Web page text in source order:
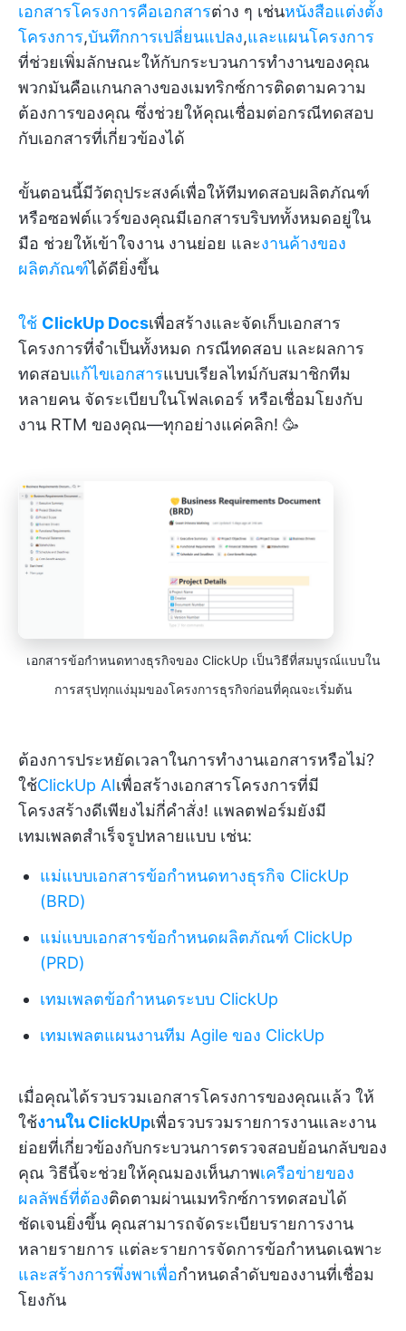
เอกสารโครงการคือเอกสารต่าง ๆ เช่นหนังสือแต่งตั้ง
โครงการ,บันทึกการเปลี่ยนแปลง,และแผนโครงการ
ที่ช่วยเพิ่มลักษณะให้กับกระบวนการทำงานของคุณ
พวกมันคือแกนกลางของเมทริกซ์การติดตามความ
ต้องการของคุณ ซึ่งช่วยให้คุณเชื่อมต่อกรณีทดสอบ
กับเอกสารที่เกี่ยวข้องได้
ขั้นตอนนี้มีวัตถุประสงค์เพื่อให้ทีมทดสอบผลิตภัณฑ์
หรือซอฟต์แวร์ของคุณมีเอกสารบริบททั้งหมดอยู่ใน
มือ ช่วยให้เข้าใจงาน งานย่อย และงานค้างของ
ผลิตภัณฑ์ได้ดียิ่งขึ้น
ใช้ ClickUp Docsเพื่อสร้างและจัดเก็บเอกสาร
โครงการที่จำเป็นทั้งหมด กรณีทดสอบ และผลการ
ทดสอบแก้ไขเอกสารแบบเรียลไทม์กับสมาชิกทีม
หลายคน จัดระเบียบในโฟลเดอร์ หรือเชื่อมโยงกับ
งาน RTM ของคุณ—ทุกอย่างแค่คลิก! 🥳
เอกสารข้อกำหนดทางธุรกิจของ ClickUp เป็นวิธีที่สมบูรณ์แบบใน
การสรุปทุกแง่มุมของโครงการธุรกิจก่อนที่คุณจะเริ่มต้น
ต้องการประหยัดเวลาในการทำงานเอกสารหรือไม่?
ใช้ClickUp AIเพื่อสร้างเอกสารโครงการที่มี
โครงสร้างดีเพียงไม่กี่คำสั่ง! แพลตฟอร์มยังมี
เทมเพลตสำเร็จรูปหลายแบบ เช่น:
แม่แบบเอกสารข้อกำหนดทางธุรกิจ ClickUp
(BRD)
แม่แบบเอกสารข้อกำหนดผลิตภัณฑ์ ClickUp
(PRD)
เทมเพลตข้อกำหนดระบบ ClickUp
เทมเพลตแผนงานทีม Agile ของ ClickUp
เมื่อคุณได้รวบรวมเอกสารโครงการของคุณแล้ว ให้
ใช้งานใน ClickUpเพื่อรวบรวมรายการงานและงาน
ย่อยที่เกี่ยวข้องกับกระบวนการตรวจสอบย้อนกลับของ
คุณ วิธีนี้จะช่วยให้คุณมองเห็นภาพเครือข่ายของ
ผลลัพธ์ที่ต้องติดตามผ่านเมทริกซ์การทดสอบได้
ชัดเจนยิ่งขึ้น คุณสามารถจัดระเบียบรายการงาน
หลายรายการ แต่ละรายการจัดการข้อกำหนดเฉพาะ
และสร้างการพึ่งพาเพื่อกำหนดลำดับของงานที่เชื่อม
โยงกัน